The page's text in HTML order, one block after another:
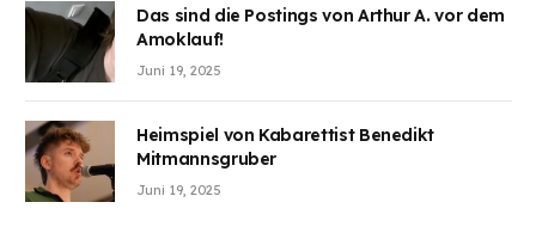
Das sind die Postings von Arthur A. vor dem
Amoklauf!
Juni 19, 2025
Heimspiel von Kabarettist Benedikt
Mitmannsgruber
Juni 19, 2025